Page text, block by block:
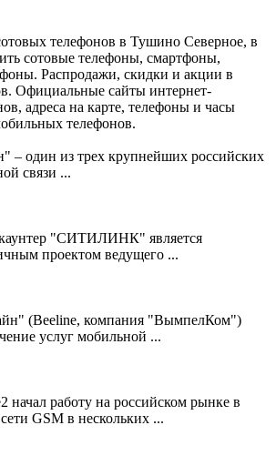
телефонов в Тушино Северное, в
сотовые телефоны, смартфоны,
Распродажи, скидки и акции в
Официальные сайты интернет-
адреса на карте, телефоны и часы
телефонов.
– один из трех крупнейших российских
связи ...
"СИТИЛИНК" является
проектом ведущего ...
(Beeline, компания "ВымпелКом")
услуг мобильной ...
начал работу на российском рынке в
GSM в нескольких ...